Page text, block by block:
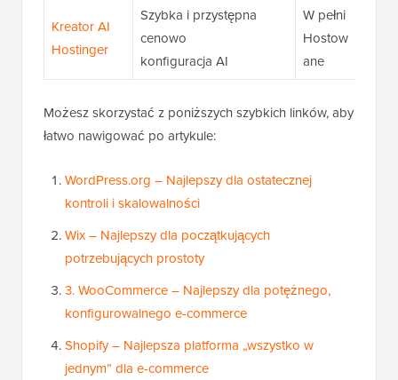
Kreator AI
Hostinger
Szybka i przystępna
cenowo
konfiguracja AI
W pełni
Hostow
ane
Możesz skorzystać z poniższych szybkich linków, aby
łatwo nawigować po artykule:
WordPress.org – Najlepszy dla ostatecznej
kontroli i skalowalności
Wix – Najlepszy dla początkujących
potrzebujących prostoty
3. WooCommerce – Najlepszy dla potężnego,
konfigurowalnego e-commerce
Shopify – Najlepsza platforma „wszystko w
jednym” dla e-commerce